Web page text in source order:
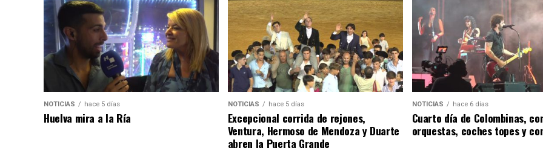
NOTICIAS hace 5 días
Huelva mira a la Ría
NOTICIAS hace 5 días
Excepcional corrida de rejones,
Ventura, Hermoso de Mendoza y Duarte
abren la Puerta Grande
NOTICIAS hace 6 días
Cuarto día de Colombinas,
orquestas, coches topes y